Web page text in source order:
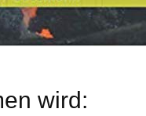
wird: